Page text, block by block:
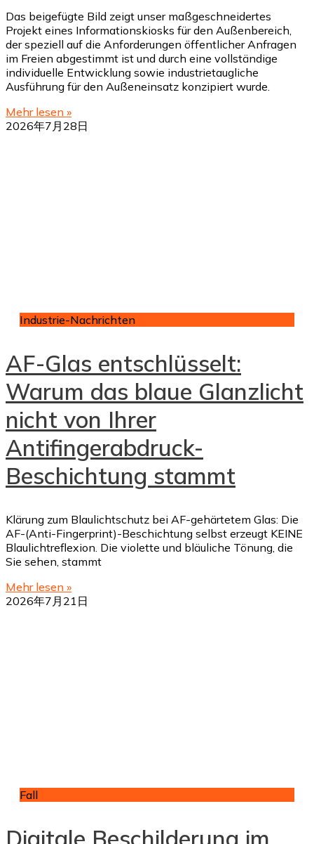
Das beigefügte Bild zeigt unser maßgeschneidertes
Projekt eines Informationskiosks für den Außenbereich,
der speziell auf die Anforderungen öffentlicher Anfragen
im Freien abgestimmt ist und durch eine vollständige
individuelle Entwicklung sowie industrietaugliche
Ausführung für den Außeneinsatz konzipiert wurde.
Mehr lesen »
2026年7月28日
Industrie-Nachrichten
AF-Glas entschlüsselt:
Warum das blaue Glanzlicht
nicht von Ihrer
Antifingerabdruck-
Beschichtung stammt
Klärung zum Blaulichtschutz bei AF-gehärtetem Glas: Die
AF-(Anti-Fingerprint)-Beschichtung selbst erzeugt KEINE
Blaulichtreflexion. Die violette und bläuliche Tönung, die
Sie sehen, stammt
Mehr lesen »
2026年7月21日
Fall
Digitale Beschilderung im